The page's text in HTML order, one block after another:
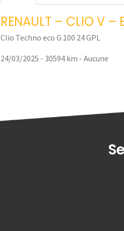
RENAULT – CLIO V
Clio Techno eco G 100 24 GPL
24/03/2025 - 30594 km - Aucune